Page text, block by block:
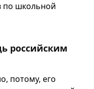
по школьной
российским
потому, его